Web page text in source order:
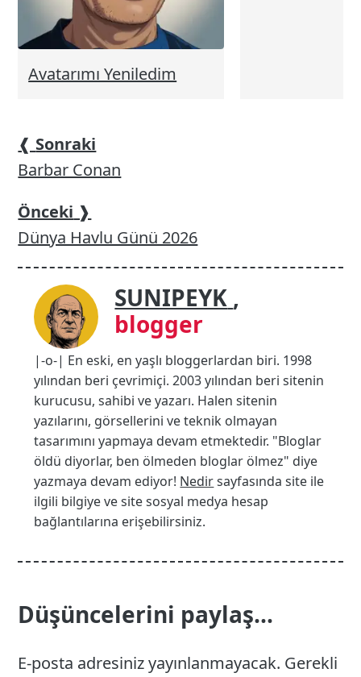
Avatarımı Yeniledim
❰ Sonraki
Barbar Conan
Önceki ❱
Dünya Havlu Günü 2026
SUNIPEYK ,
blogger
|-o-| En eski, en yaşlı bloggerlardan biri. 1998
yılından beri çevrimiçi. 2003 yılından beri sitenin
kurucusu, sahibi ve yazarı. Halen sitenin
yazılarını, görsellerini ve teknik olmayan
tasarımını yapmaya devam etmektedir. "Bloglar
öldü diyorlar, ben ölmeden bloglar ölmez" diye
yazmaya devam ediyor! Nedirsayfasında site ile
ilgili bilgiye ve site sosyal medya hesap
bağlantılarına erişebilirsiniz.
Düşüncelerini paylaş...
E-posta adresiniz yayınlanmayacak. Gerekli